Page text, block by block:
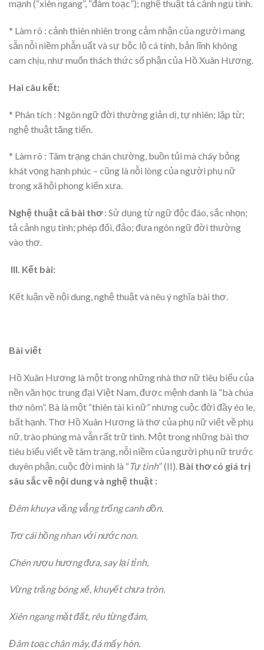
mạnh (“xiên ngang”, “đâm toạc”); nghệ thuật tả cảnh ngụ tình.
* Làm rõ : cảnh thiên nhiên trong cảm nhận của người mang
sẵn nỗi niềm phẫn uất và sự bộc lộ cá tính, bản lĩnh không
cam chịu, như muốn thách thức số phận của Hồ Xuân Hương.
Hai câu kết:
* Phân tích : Ngôn ngữ đời thường giản dị, tự nhiên; lặp từ;
nghệ thuật tăng tiến.
* Làm rõ : Tâm trạng chán chường, buồn tủi mà cháy bỏng
khát vọng hạnh phúc – cũng là nỗi lòng của người phụ nữ
trong xã hội phong kiến xưa.
Nghệ thuật cả bài thơ: Sử dụng từ ngữ độc đáo, sắc nhọn;
tả cảnh ngụ tình; phép đối, đảo; đưa ngôn ngữ đời thường
vào thơ.
III. Kết bài:
Kết luận về nội dung, nghệ thuật và nêu ý nghĩa bài thơ.
Bài viết
Hồ Xuân Hương là một trong những nhà thơ nữ tiêu biểu của
nền văn học trung đại Việt Nam, được mệnh danh là “bà chúa
thơ nôm”. Bà là một “thiên tài kì nữ” nhưng cuộc đời đầy éo le,
bất hạnh. Thơ Hồ Xuân Hương là thơ của phụ nữ viết về phụ
nữ, trào phúng mà vẫn rất trữ tình. Một trong những bài thơ
tiêu biểu viết về tâm trạng, nỗi niềm của người phụ nữ trước
duyên phận, cuộc đời mình là “Tự tình” (II). Bài thơ có giá trị
sâu sắc về nội dung và nghệ thuật :
Đêm khuya văng vẳng trống canh dồn.
Trơ cái hồng nhan với nước non.
Chén rượu hương đưa, say lại tỉnh,
Vừng trăng bóng xế, khuyết chưa tròn.
Xiên ngang mặt đất, rêu từng đám,
Đâm toạc chân mây, đá mấy hòn.